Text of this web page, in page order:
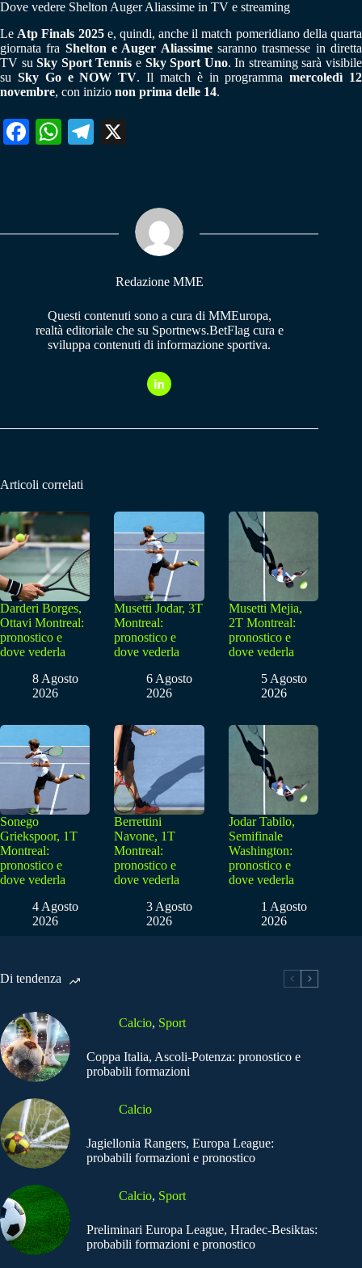
Dove vedere Shelton Auger Aliassime in TV e streaming
Le Atp Finals 2025e, quindi, anche il match pomeridiano della quarta
giornata fra Shelton e Auger Aliassimesaranno trasmesse in diretta
TV suSky Sport Tennis e Sky Sport Uno. In streaming sarà visibile
su Sky Go e NOW TV. Il match è in programmamercoledì 12
novembre, con inizio non prima delle 14.
Fa W
pp
Te
m
Redazione MME
Questi contenuti sono a cura di MMEuropa,
realtà editoriale che su Sportnews.BetFlag cura e
sviluppa contenuti di informazione sportiva.
Articoli correlati
Darderi Borges,
Ottavi Montreal:
pronostico e
dove vederla
8 Agosto
2026
Musetti Jodar, 3T
Montreal:
pronostico e
dove vederla
6 Agosto
2026
Musetti Mejia,
2T Montreal:
pronostico e
dove vederla
5 Agosto
2026
Sonego
Griekspoor, 1T
Montreal:
pronostico e
dove vederla
4 Agosto
2026
Berrettini
Navone, 1T
Montreal:
pronostico e
dove vederla
3 Agosto
2026
Jodar Tabilo,
Semifinale
Washington:
pronostico e
dove vederla
1 Agosto
2026
Di tendenza
Calcio, Sport
Coppa Italia, Ascoli-Potenza: pronostico e
probabili formazioni
Calcio
Jagiellonia Rangers, Europa League:
probabili formazioni e pronostico
Calcio, Sport
Preliminari Europa League, Hradec-Besiktas:
probabili formazioni e pronostico